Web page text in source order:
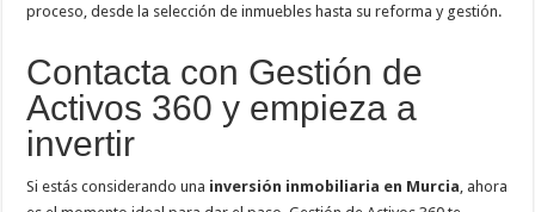
proceso, desde la selección de inmuebles hasta su reforma y gestión.
Contacta con Gestión de
Activos 360 y empieza a
invertir
Si estás considerando una inversión inmobiliaria en Murcia , ahora